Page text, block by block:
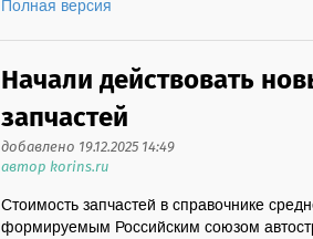
Полная версия
Начали действовать
запчастей
добавлено 19.12.2025 14:49
автор korins.ru
Стоимость запчастей в справочнике
формируемым Российским союзом